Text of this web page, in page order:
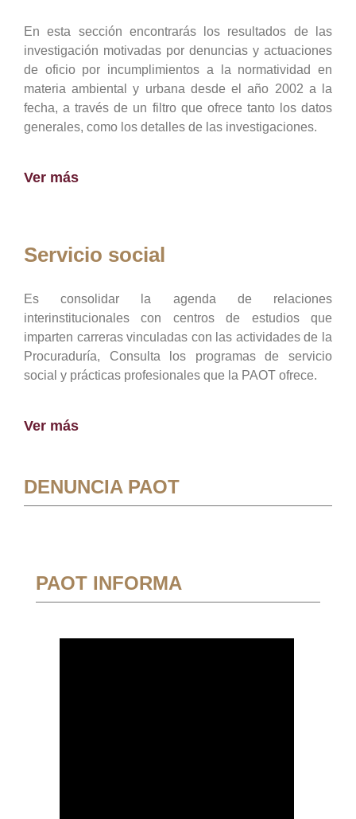
En esta sección encontrarás los resultados de las
investigación motivadas por denuncias y actuaciones
de oficio por incumplimientos a la normatividad en
materia ambiental y urbana desde el año 2002 a la
fecha, a través de un filtro que ofrece tanto los datos
generales, como los detalles de las investigaciones.
Ver más
Servicio social
Es consolidar la agenda de relaciones
interinstitucionales con centros de estudios que
imparten carreras vinculadas con las actividades de la
Procuraduría, Consulta los programas de servicio
social y prácticas profesionales que la PAOT ofrece.
Ver más
DENUNCIA PAOT
PAOT INFORMA